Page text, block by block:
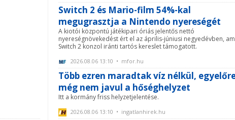
Switch 2 és Mario-film 54%-kal
megugrasztja a Nintendo nyereségét
A kiotói központú játékipari óriás jelentős nettó
nyereségnövekedést ért el az április-júniusi negyedévben,
Switch 2 konzol iránti tartós kereslet támogatott.
2026.08.06 13:10 • mfor.hu
Több ezren maradtak víz nélkül,
még nem javul a hőséghelyzet
Itt a kormány friss helyzetjelentése.
2026.08.06 13:10 • ingatlanhirek.hu